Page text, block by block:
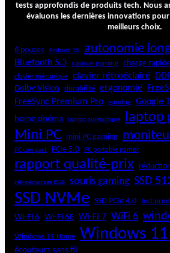
o
w
P
C
A
M
D
y
z
e
n
7
5
7
0
X
tests approfondis de produits tech. Nous
évaluons les dernières innovations
meilleurs choix.
6 pouces Android 15 autonomie
Bluetooth 5.3 casque gaming charge rapide
clavier mécanique clavier rétroéclairé
Dolby Vision durabilité ergonomie
FreeSync Premium Pro
gaming Google
home cinéma laptop bureautique laptop
Mini PC mini PC gaming
PC compact PCIe 5.0 PC portable gamer
rapport qualité-prix
rétroéclairage RGB souris gaming SSD
SSD NVMe SSD PCIe 4.0 test
Wi-Fi 6 Wi-Fi 6E Wi-Fi 7 WiFi 6
Windows 11 Home Windows
écouteurs sans fil